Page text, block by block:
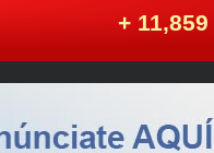
+ 11,859